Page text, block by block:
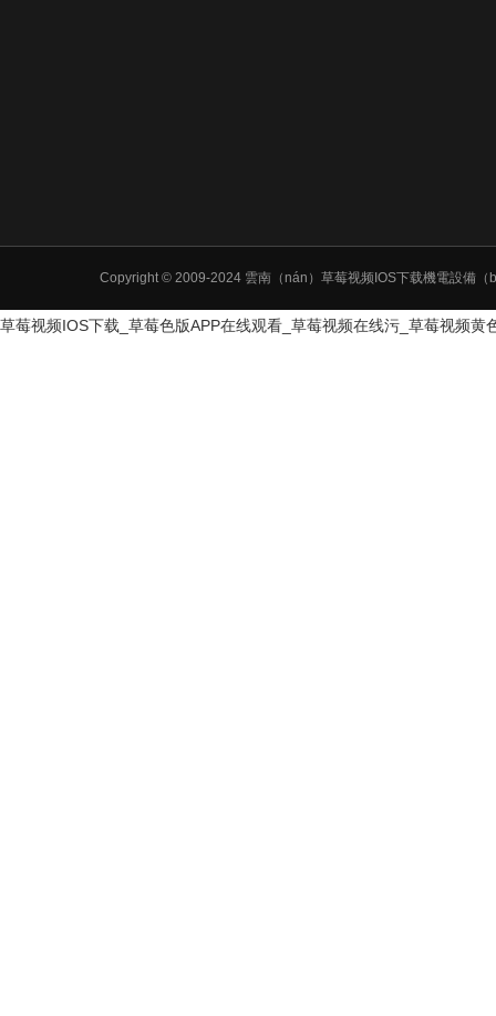
Copyright © 2009-2024 雲南（nán）草莓视频IOS下载機電設備
草莓视频IOS下载_草莓色版APP在线观看_草莓视频在线污_草莓视频黄